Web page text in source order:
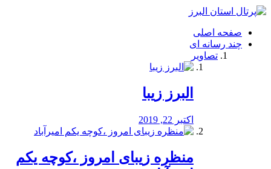
فصد
شرق
تهران
خشکشویی
صفحه اصلی
چند رسانه ای
تصاویر
البرز زیبا
اکتبر 22, 2019
منظره‌‌ زیبای امروز ،کوچه یکم